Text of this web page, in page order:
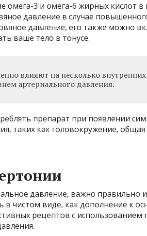
омега-3 и омега-6 жирных кислот в
давление в случае
давление, его также можно
ваше тело в тонусе.
влияют на несколько внутренних
артериального давления.
препарат при появлении
таких как головокружение, общая
давление, важно правильно
в чистом виде, как дополнение к
рецептов с использованием